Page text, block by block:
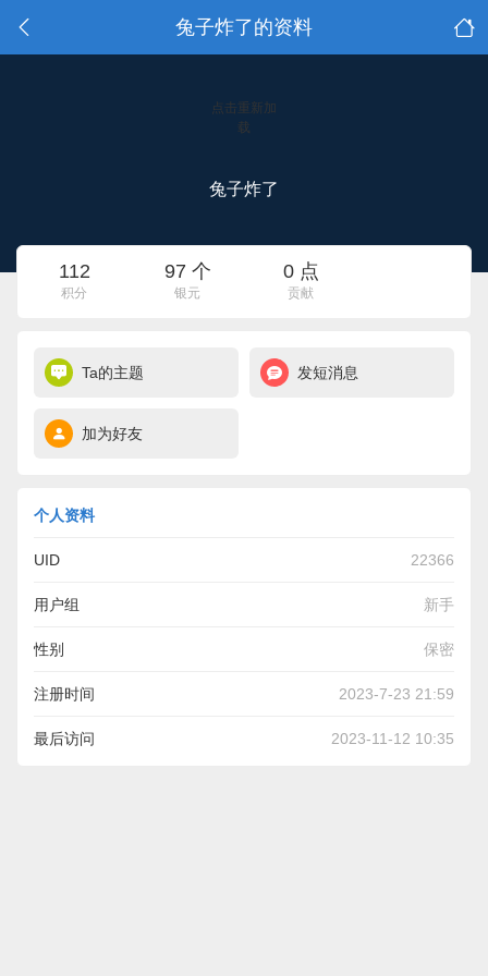
兔子炸了的资料
点击重新加
载
兔子炸了
112
积分
97 个
银元
0 点
贡献
Ta的主题 发短消息
加为好友
个人资料
UID 22366
用户组 新手
性别 保密
注册时间 2023-7-23 21:59
最后访问 2023-11-12 10:35